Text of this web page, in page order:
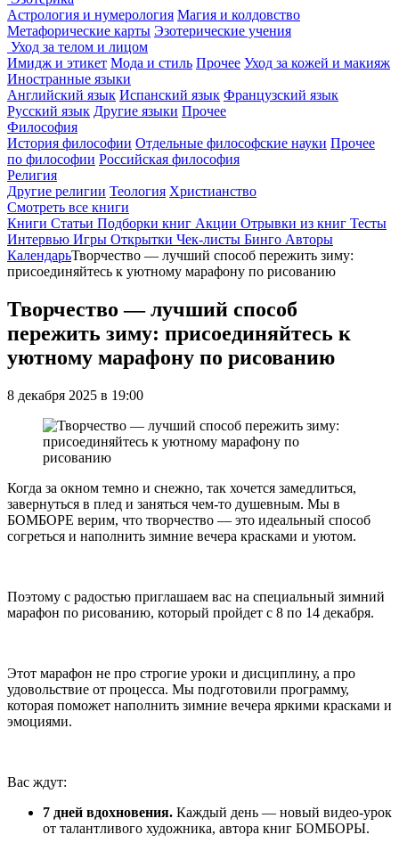
Астрология и нумерология Магия и колдовство
Метафорические карты Эзотерические учения
Уход за телом и лицом
Имидж и этикет Мода и стиль Прочее Уход за кожей и макияж
Иностранные языки
Английский язык Испанский язык Французский язык
Русский язык Другие языки Прочее
Философия
История философии Отдельные философские науки Прочее
по философии Российская философия
Религия
Другие религии Теология Христианство
Смотреть все книги
Книги Статьи Подборки книг Акции Отрывки из книг Тесты
Интервью Игры Открытки Чек-листы Бинго Авторы
КалендарьТворчество — лучший способ пережить зиму:
присоединяйтесь к уютному марафону по рисованию
Творчество — лучший способ
пережить зиму: присоединяйтесь к
уютному марафону по рисованию
8 декабря 2025 в 19:00
Когда за окном темно и снежно, так хочется замедлиться,
завернуться в плед и заняться чем-то душевным. Мы в
БОМБОРЕ верим, что творчество — это идеальный способ
согреться и наполнить зимние вечера красками и уютом.
Поэтому с радостью приглашаем вас на специальный зимний
марафон по рисованию, который пройдет с 8 по 14 декабря.
Этот марафон не про строгие уроки и дисциплину, а про
удовольствие от процесса. Мы подготовили программу,
которая поможет наполнить зимние вечера яркими красками и
эмоциями.
Вас ждут:
7 дней вдохновения. Каждый день — новый видео-урок
от талантливого художника, автора книг БОМБОРЫ.